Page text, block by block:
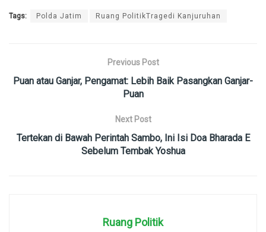
Tags: Polda Jatim Ruang PolitikTragedi Kanjuruhan
Previous Post
Puan atau Ganjar, Pengamat: Lebih Baik Pasangkan Ganjar-
Puan
Next Post
Tertekan di Bawah Perintah Sambo, Ini Isi Doa Bharada E
Sebelum Tembak Yoshua
Ruang Politik